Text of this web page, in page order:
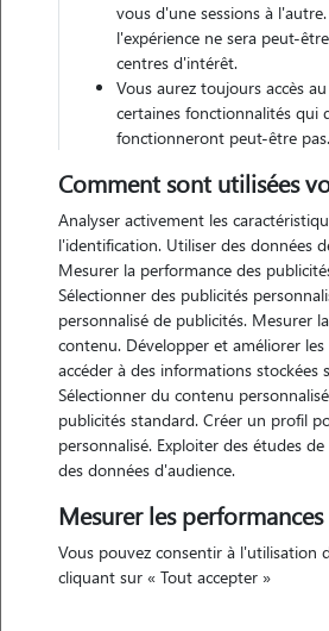
Motivation
j'aime beaucoup les animaux et j'ai
bien être est important pour moi et je
en prenant soin de leurs animaux avec
Expérience
j'ai déjà gardé des animaux au domicile
principalement des chiens et des chats.
vous d'une sessions à
l'expérience ne sera peut-
centres d'intérêt.
Vous aurez toujours accès
certaines fonctionnalités qui
fonctionneront peut-être pas.
Comment sont utilisées
Analyser activement les
l'identification. Utiliser des données
Mesurer la performance des
Sélectionner des publicités
personnalisé de publicités. Mesurer
contenu. Développer et améliorer
accéder à des informations stockées
Sélectionner du contenu
publicités standard. Créer un profil
personnalisé. Exploiter des études
des données d'audience.
Mesurer les performances
Vous pouvez consentir à l'utilisation
cliquant sur « Tout accepter »